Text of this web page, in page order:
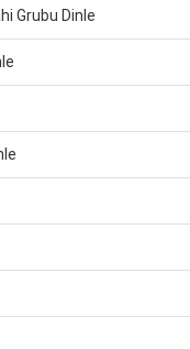
Grubu Dinle